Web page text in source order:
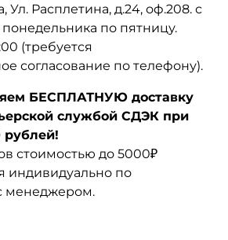
Ул. Расплетина, д.24, оф.208. с
понедельника по пятницу.
(требуется
согласование по телефону).
БЕСПЛАТНУЮ доставку
службой СДЭК при
рублей!
стоимостью до 5000₽
индивидуально по
менеджером.